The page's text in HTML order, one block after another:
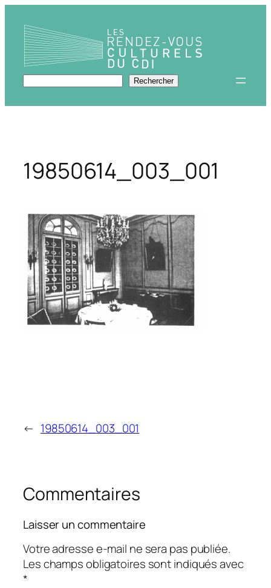
contenu
Rechercher Rechercher
19850614_003_001
← 19850614_003_001
Commentaires
Laisser un commentaire
Votre adresse e-mail ne sera pas publiée.
Les champs obligatoires sont indiqués avec
*